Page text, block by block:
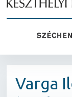
Varga